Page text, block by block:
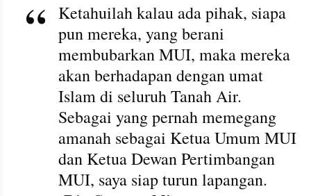
Ketahuilah kalau ada pihak, siapa
pun mereka, yang berani
membubarkan MUI, maka mereka
akan berhadapan dengan umat
Islam di seluruh Tanah Air.
Sebagai yang pernah memegang
amanah sebagai Ketua Umum MUI
dan Ketua Dewan Pertimbangan
MUI, saya siap turun lapangan.